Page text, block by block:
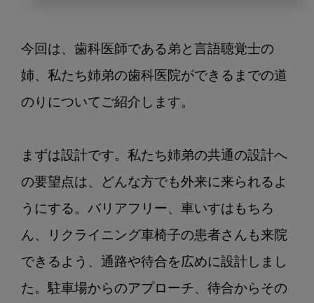
医
院
に
お
言
聴
覚
の
日
第
今回は、歯科医師である弟と言語聴覚士の
姉、私たち姉弟の歯科医院ができるまでの道
のりについてご紹介します。
まずは設計です。私たち姉弟の共通の設計へ
の要望点は、どんな方でも外来に来られるよ
うにする。バリアフリー、車いすはもちろ
ん、リクライニング車椅子の患者さんも来院
できるよう、通路や待合を広めに設計しまし
た。駐車場からのアプローチ、待合からその